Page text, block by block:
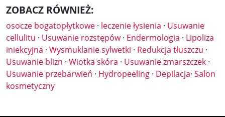
ZOBACZ RÓWNIEŻ:
osocze bogatopłytkowe · leczenie łysienia · Usuwanie
cellulitu · Usuwanie rozstępów· Endermologia · Lipoliza
iniekcyjna · Wysmuklanie sylwetki · Redukcja tłuszczu ·
Usuwanie blizn · Wiotka skóra · Usuwanie zmarszczek ·
Usuwanie przebarwień · Hydropeeling · Depilacja· Salon
kosmetyczny